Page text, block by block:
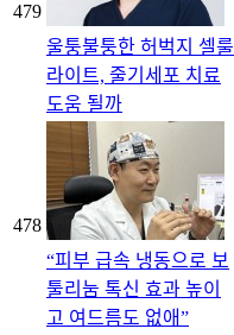
479
울퉁불퉁한 허벅지 셀룰
라이트, 줄기세포 치료
도움 될까
478
“피부 급속 냉동으로 보
툴리눔 톡신 효과 높이
고 여드름도 없애”